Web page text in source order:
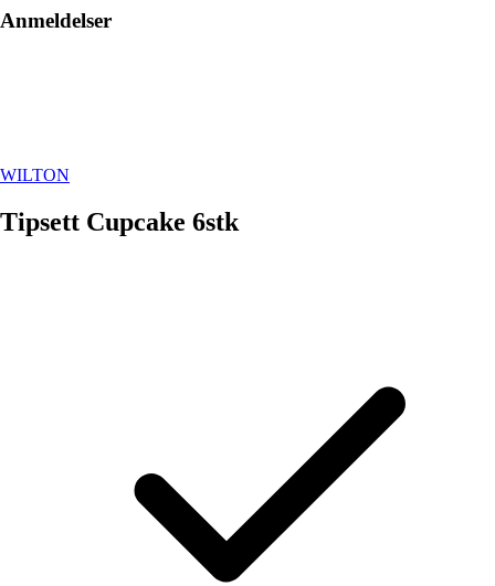
Anmeldelser
WILTON
Tipsett Cupcake 6stk